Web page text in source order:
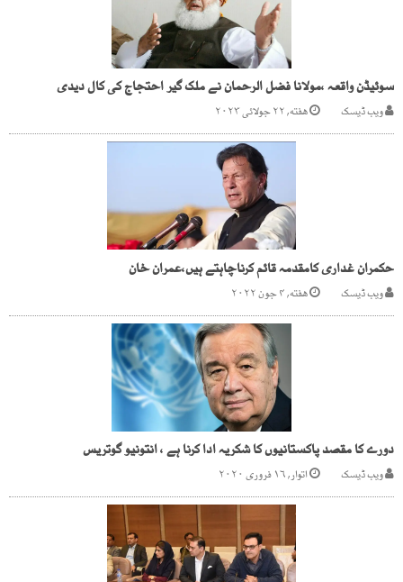
سوئیڈن واقعہ ،مولانا فضل الرحمان نے ملک گیر احتجاج کی کال دیدی
ویب ڈیسک هفته, ۲۲ جولائی ۲۰۲۳
حکمران غداری کامقدمہ قائم کرناچاہتے ہیں،عمران خان
ویب ڈیسک هفته, ۴ جون ۲۰۲۲
دورے کا مقصد پاکستانیوں کا شکریہ ادا کرنا ہے ، انتونیو گوتریس
ویب ڈیسک اتوار, ۱۶ فروری ۲۰۲۰